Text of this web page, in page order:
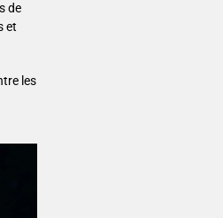
de
et
les